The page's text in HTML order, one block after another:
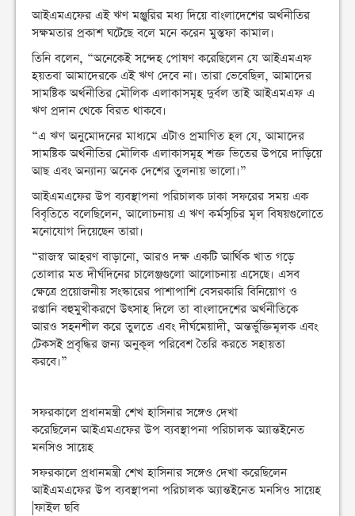
আইএমএফের এই ঋণ মঞ্জুরির মধ্য দিয়ে বাংলাদেশের অর্থনীতির
সক্ষমতার প্রকাশ ঘটেছে বলে মনে করেন মুস্তফা কামাল।
তিনি বলেন, “অনেকেই সন্দেহ পোষণ করেছিলেন যে আইএমএফ
হয়তবা আমাদেরকে এই ঋণ দেবে না। তারা ভেবেছিল, আমাদের
সামষ্টিক অর্থনীতির মৌলিক এলাকাসমূহ দুর্বল তাই আইএমএফ এ
ঋণ প্রদান থেকে বিরত থাকবে।
“এ ঋণ অনুমোদনের মাধ্যমে এটাও প্রমাণিত হল যে, আমাদের
সামষ্টিক অর্থনীতির মৌলিক এলাকাসমূহ শক্ত ভিতের উপরে দাড়িয়ে
আছ এবং অন্যান্য অনেক দেশের তুলনায় ভালো।”
আইএমএফের উপ ব্যবস্থাপনা পরিচালক ঢাকা সফরের সময় এক
বিবৃতিতে বলেছিলেন, আলোচনায় এ ঋণ কর্মসূচির মূল বিষয়গুলোতে
মনোযোগ দিয়েছেন তারা।
“রাজস্ব আহরণ বাড়ানো, আরও দক্ষ একটি আর্থিক খাত গড়ে
তোলার মত দীর্ঘদিনের চালেঞ্জগুলো আলোচনায় এসেছে। এসব
ক্ষেত্রে প্রয়োজনীয় সংস্কারের পাশাপাশি বেসরকারি বিনিয়োগ ও
রপ্তানি বহুমুখীকরণে উৎসাহ দিলে তা বাংলাদেশের অর্থনীতিকে
আরও সহনশীল করে তুলতে এবং দীর্ঘমেয়াদী, অন্তর্ভুক্তিমূলক এবং
টেকসই প্রবৃদ্ধির জন্য অনুকূল পরিবেশ তৈরি করতে সহায়তা
করবে।”
সফরকালে প্রধানমন্ত্রী শেখ হাসিনার সঙ্গেও দেখা
করেছিলেন আইএমএফের উপ ব্যবস্থাপনা পরিচালক অ্যান্তইনেত
মনসিও সায়েহ
সফরকালে প্রধানমন্ত্রী শেখ হাসিনার সঙ্গেও দেখা করেছিলেন
আইএমএফের উপ ব্যবস্থাপনা পরিচালক অ্যান্তইনেত মনসিও সায়েহ
|ফাইল ছবি